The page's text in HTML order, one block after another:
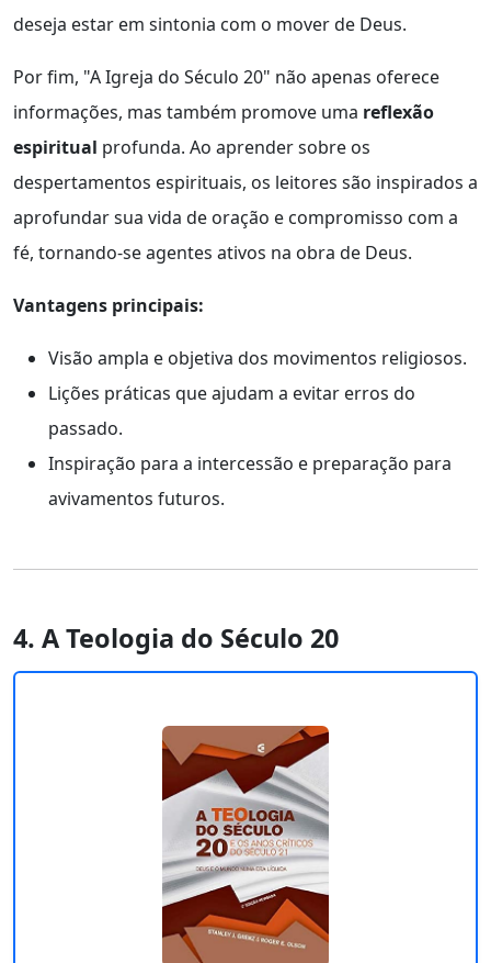
deseja estar em sintonia com o mover de Deus.
Por fim, "A Igreja do Século 20" não apenas oferece
informações, mas também promove uma reflexão
espiritual profunda. Ao aprender sobre os
despertamentos espirituais, os leitores são inspirados a
aprofundar sua vida de oração e compromisso com a
fé, tornando-se agentes ativos na obra de Deus.
Vantagens principais:
Visão ampla e objetiva dos movimentos religiosos.
Lições práticas que ajudam a evitar erros do
passado.
Inspiração para a intercessão e preparação para
avivamentos futuros.
4. A Teologia do Século 20